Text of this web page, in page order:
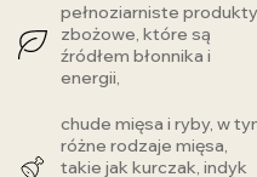
pełnoziarniste produkty
zbożowe, które są
źródłem błonnika i
energii,
chude mięsa i ryby, w
różne rodzaje mięsa,
takie jak kurczak, indyk